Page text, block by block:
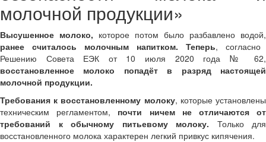
молочной продукции»
Высушенное молоко, которое потом было разбавлено водой,
ранее считалось молочным напитком. Теперь, согласно
Решению Совета ЕЭК от 10 июля 2020 года № 62,
восстановленное молоко попадёт в разряд настоящей
молочной продукции.
Требования к восстановленному молоку, которые установлены
техническим регламентом, почти ничем не отличаются от
требований к обычному питьевому молоку. Только для
восстановленного молока характерен легкий привкус кипячения.